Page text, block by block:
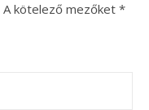
A kötelező mezőket *